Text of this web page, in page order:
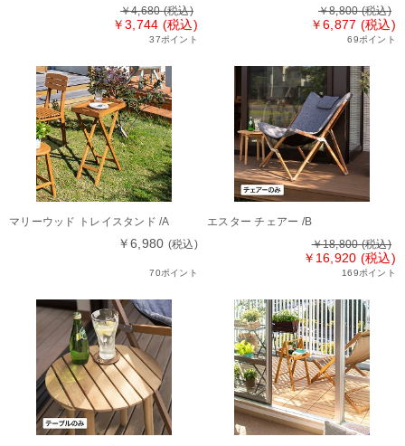
￥4,680(税込)
￥3,744 (税込)
37ポイント
￥8,800(税込)
￥6,877 (税込)
69ポイント
マリーウッド トレイスタンド /A
￥6,980 (税込)
70ポイント
エスター チェアー /B
￥18,800(税込)
￥16,920 (税込)
169ポイント